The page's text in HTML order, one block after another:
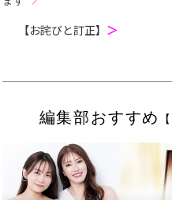
【お詫びと訂正】 ＞
編集部おすすめ